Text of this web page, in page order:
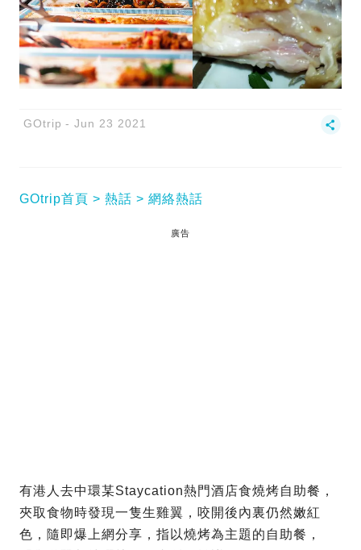
GOtrip Jun 23 2021
GOtrip首頁 熱話 網絡熱話
廣告
有港人去中環某Staycation熱門酒店食燒烤自助餐，
夾取食物時發現一隻生雞翼，咬開後內裏仍然嫩紅
色，隨即爆上網分享，指以燒烤為主題的自助餐，